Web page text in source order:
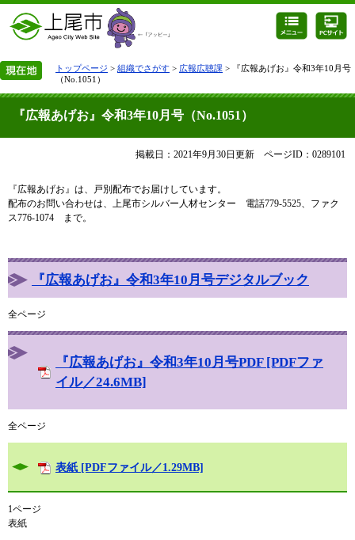
トップページ > 組織でさがす > 広報広聴課 > 『広報あげお』令和3年10月号
（No.1051）
『広報あげお』令和3年10月号（No.1051）
掲載日：2021年9月30日更新 ページID：0289101
『広報あげお』は、戸別配布でお届けしています。
配布のお問い合わせは、上尾市シルバー人材センター 電話779-5525、ファク
ス776-1074 まで。
『広報あげお』令和3年10月号デジタルブック
全ページ
『広報あげお』令和3年10月号PDF [PDFファ
イル／24.6MB]
全ページ
表紙 [PDFファイル／1.29MB]
1ページ
表紙